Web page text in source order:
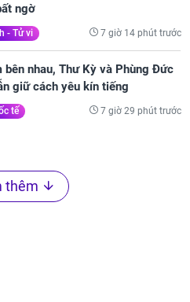
ngờ
- Tử vi 7 giờ 14 phút trước
bên nhau, Thư Kỳ và Phùng Đức
giữ cách yêu kín tiếng
tế 7 giờ 29 phút trước
thêm